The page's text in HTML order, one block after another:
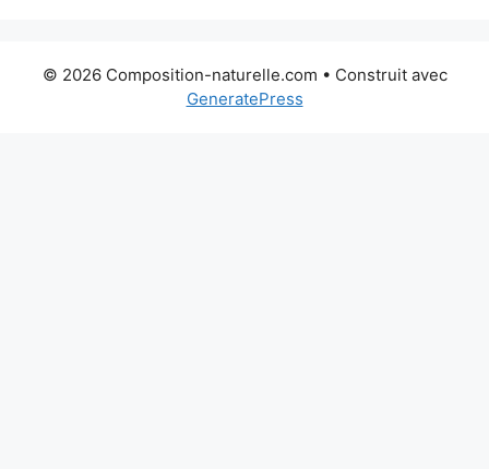
© 2026 Composition-naturelle.com • Construit avec
GeneratePress